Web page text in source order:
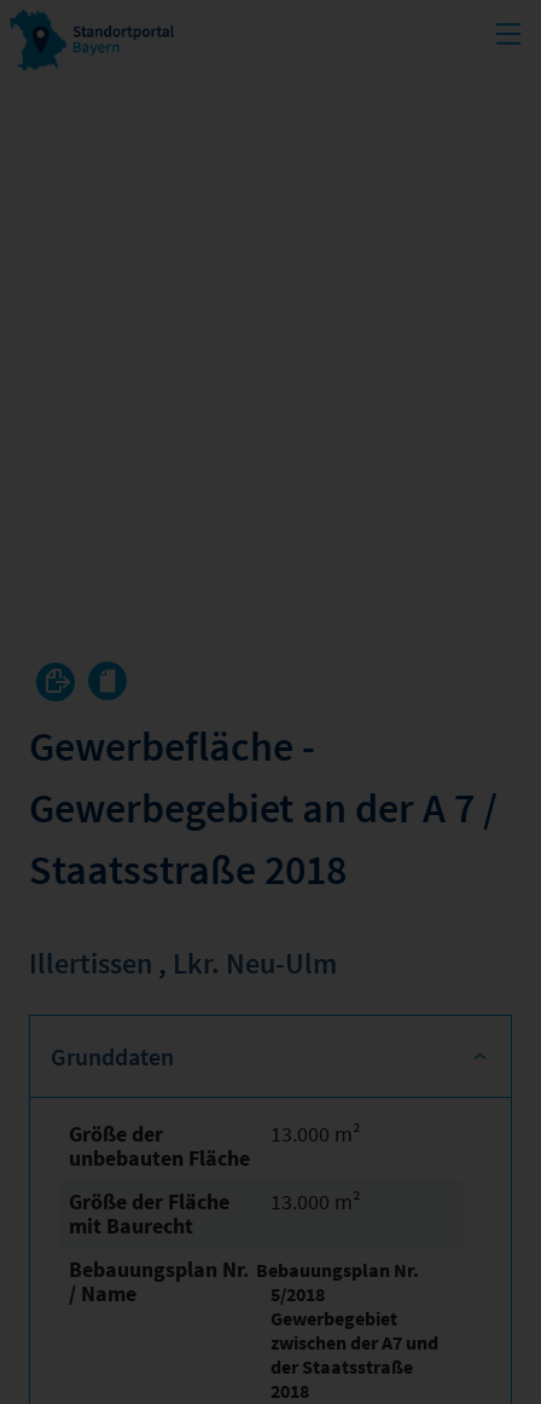
Gewerbefläche -
Gewerbegebiet an der A 7 /
Staatsstraße 2018
Illertissen , Lkr. Neu-Ulm
Grunddaten
Größe der
unbebauten Fläche
13.000 m²
Größe der Fläche
mit Baurecht
13.000 m²
Bebauungsplan Nr.
/ Name
Bebauungsplan Nr.
5/2018
Gewerbegebiet
zwischen der A7 und
der Staatsstraße
2018